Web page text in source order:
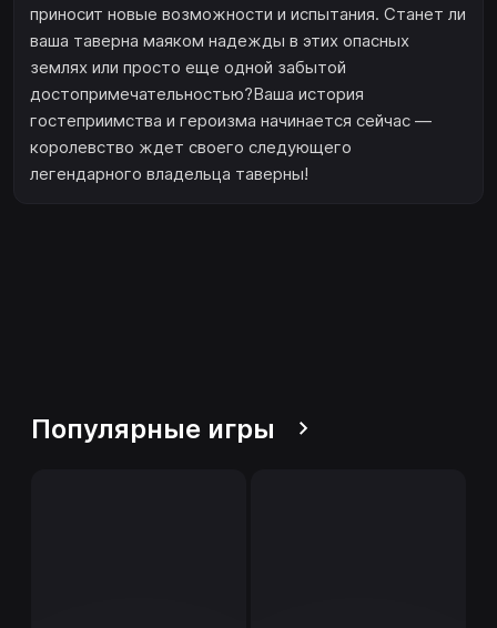
приносит новые возможности и испытания. Станет ли
ваша таверна маяком надежды в этих опасных
землях или просто еще одной забытой
достопримечательностью?Ваша история
гостеприимства и героизма начинается сейчас —
королевство ждет своего следующего
легендарного владельца таверны!
Популярные игры